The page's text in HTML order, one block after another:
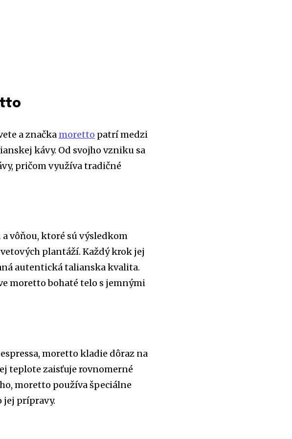
a značka moretto patrí medzi
kávy. Od svojho vzniku sa
pričom využíva tradičné
vôňou, ktoré sú výsledkom
plantáží. Každý krok jej
autentická talianska kvalita.
moretto bohaté telo s jemnými
moretto kladie dôraz na
teplote zaisťuje rovnomerné
moretto používa špeciálne
jej prípravy.